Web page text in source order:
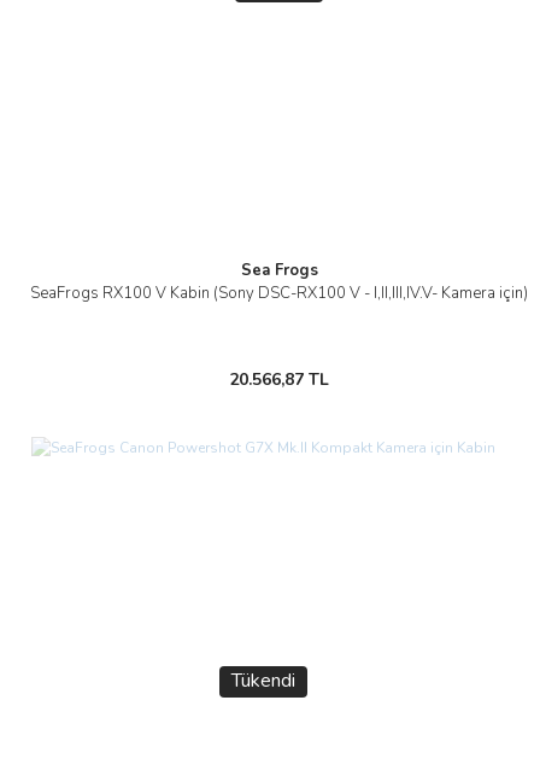
Sea Frogs
SeaFrogs RX100 V Kabin (Sony DSC-RX100 V - I,II,III,IV.V- Kamera için)
20.566,87 TL
Tükendi